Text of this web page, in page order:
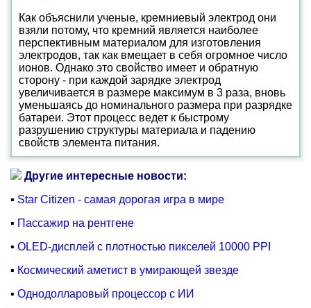
Как объяснили ученые, кремниевый электрод они
взяли потому, что кремний является наиболее
перспективным материалом для изготовления
электродов, так как вмещает в себя огромное число
ионов. Однако это свойство имеет и обратную
сторону - при каждой зарядке электрод
увеличивается в размере максимум в 3 раза, вновь
уменьшаясь до номинального размера при разрядке
батареи. Этот процесс ведет к быстрому
разрушению структуры материала и падению
свойств элемента питания.
Другие интересные новости:
▪ Star Citizen - самая дорогая игра в мире
▪ Пассажир на рентгене
▪ OLED-дисплей с плотностью пикселей 10000 PPI
▪ Космический аметист в умирающей звезде
▪ Однодолларовый процессор с ИИ